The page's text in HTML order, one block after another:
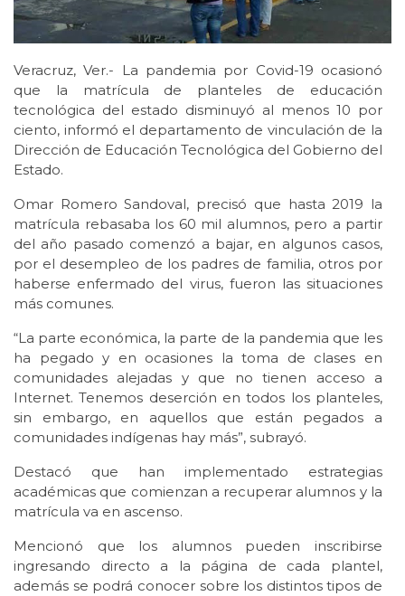
Veracruz, Ver.- La pandemia por Covid-19 ocasionó
que la matrícula de planteles de educación
tecnológica del estado disminuyó al menos 10 por
ciento, informó el departamento de vinculación de la
Dirección de Educación Tecnológica del Gobierno del
Estado.
Omar Romero Sandoval, precisó que hasta 2019 la
matrícula rebasaba los 60 mil alumnos, pero a partir
del año pasado comenzó a bajar, en algunos casos,
por el desempleo de los padres de familia, otros por
haberse enfermado del virus, fueron las situaciones
más comunes.
“La parte económica, la parte de la pandemia que les
ha pegado y en ocasiones la toma de clases en
comunidades alejadas y que no tienen acceso a
Internet. Tenemos deserción en todos los planteles,
sin embargo, en aquellos que están pegados a
comunidades indígenas hay más”, subrayó.
Destacó que han implementado estrategias
académicas que comienzan a recuperar alumnos y la
matrícula va en ascenso.
Mencionó que los alumnos pueden inscribirse
ingresando directo a la página de cada plantel,
además se podrá conocer sobre los distintos tipos de